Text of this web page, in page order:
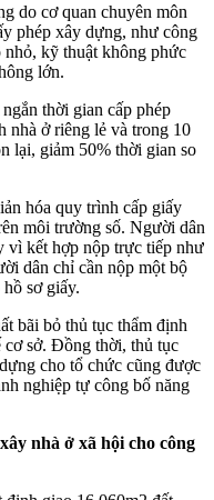
do cơ quan chuyên môn
phép xây dựng, như công
kỹ thuật không phức
lớn.
thời gian cấp phép
nhà ở riêng lẻ và trong 10
lại, giảm 50% thời gian so
hóa quy trình cấp giấy
môi trường số. Người dân
vì kết hợp nộp trực tiếp như
dân chỉ cần nộp một bộ
sơ giấy.
bãi bỏ thủ tục thẩm định
cơ sở. Đồng thời, thủ tục
cho tổ chức cũng được
nghiệp tự công bố năng
nhà ở xã hội cho công